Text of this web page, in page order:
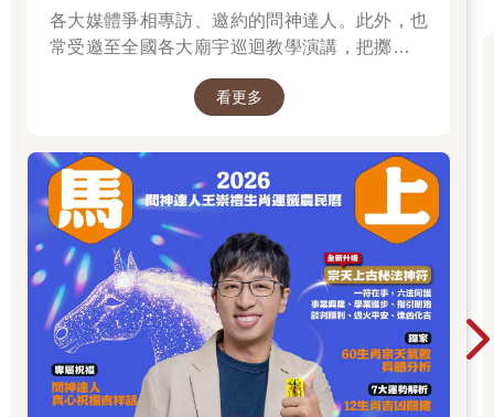
各大媒體爭相專訪、邀約的問神達人。此外，也
常受邀至全國各大廟宇巡迴教學演講，把擲筊、
看更多